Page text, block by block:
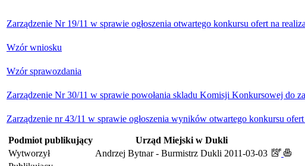
Zarządzenie Nr 19/11 w sprawie ogłoszenia otwartego konkursu ofert na
Wzór wniosku
Wzór sprawozdania
Zarządzenie Nr 30/11 w sprawie powołania skladu Komisji Konkursowej do
Zarządzenie nr 43/11 w sprawie ogłoszenia wyników otwartego konkursu
Podmiot publikujący
Urząd Miejski w Dukli
Wytworzył
Andrzej Bytnar - Burmistrz Dukli 2011-03-03